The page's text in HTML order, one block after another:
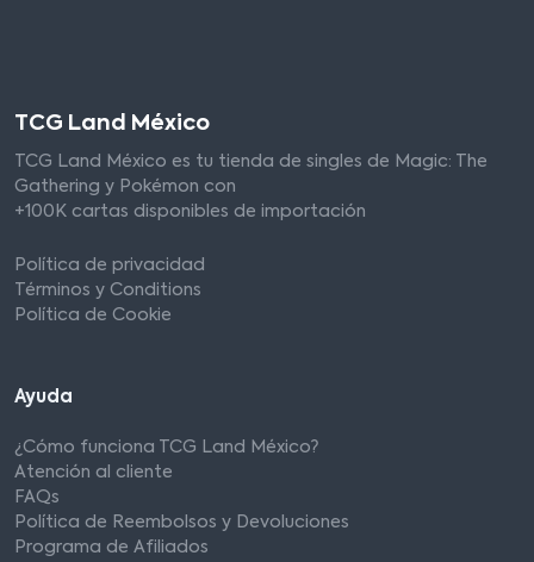
TCG Land México
TCG Land México es tu tienda de singles de Magic: The
Gathering y Pokémon con
+100K cartas disponibles de importación
Política de privacidad
Términos y Conditions
Política de Cookie
Ayuda
¿Cómo funciona TCG Land México?
Atención al cliente
FAQs
Política de Reembolsos y Devoluciones
Programa de Afiliados